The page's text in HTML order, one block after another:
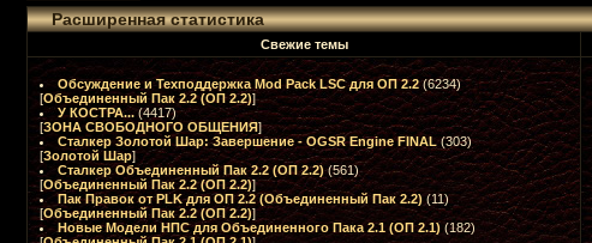
Расширенная статистика
Свежие темы
Обсуждение и Техподдержка Mod Pack LSC для ОП 2.2 (6234)
[Объединенный Пак 2.2 (ОП 2.2)]
У КОСТРА... (4417)
[ЗОНА СВОБОДНОГО ОБЩЕНИЯ]
Сталкер Золотой Шар: Завершение - OGSR Engine FINAL (303)
[Золотой Шар]
Сталкер Объединенный Пак 2.2 (ОП 2.2) (561)
[Объединенный Пак 2.2 (ОП 2.2)]
Пак Правок от PLK для ОП 2.2 (Объединенный Пак 2.2) (11)
[Объединенный Пак 2.2 (ОП 2.2)]
Новые Модели НПС для Объединенного Пака 2.1 (ОП 2.1) (182)